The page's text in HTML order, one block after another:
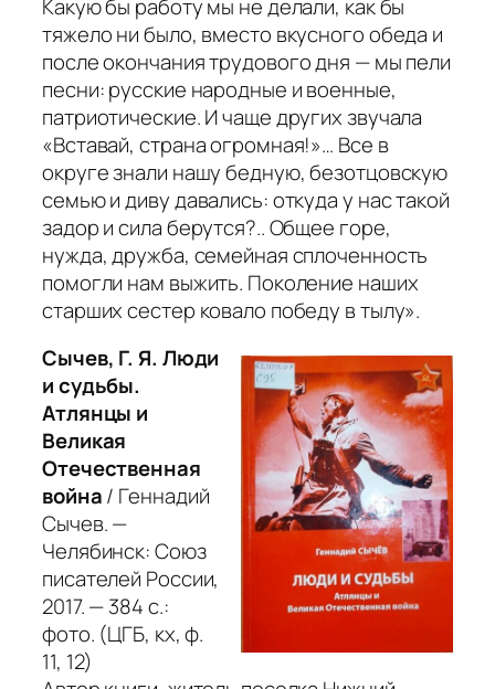
Какую бы работу мы не делали, как бы
тяжело ни было, вместо вкусного обеда и
после окончания трудового дня — мы пели
песни: русские народные и военные,
патриотические. И чаще других звучала
«Вставай, страна огромная!»… Все в
округе знали нашу бедную, безотцовскую
семью и диву давались: откуда у нас такой
задор и сила берутся?.. Общее горе,
нужда, дружба, семейная сплоченность
помогли нам выжить. Поколение наших
старших сестер ковало победу в тылу».
Сычев, Г. Я. Люди
и судьбы.
Атлянцы и
Великая
Отечественная
война/ Геннадий
Сычев. —
Челябинск: Союз
писателей России,
2017. — 384 с.:
фото. (ЦГБ, кх, ф.
11, 12)